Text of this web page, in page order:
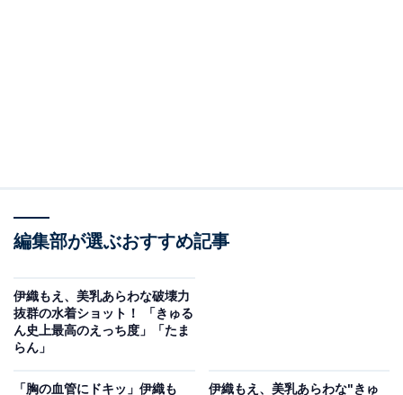
編集部が選ぶおすすめ記事
伊織もえ、美乳あらわな破壊力
抜群の水着ショット！ 「きゅる
ん史上最高のえっち度」「たま
らん」
「胸の血管にドキッ」伊織も
伊織もえ、美乳あらわな"きゅ